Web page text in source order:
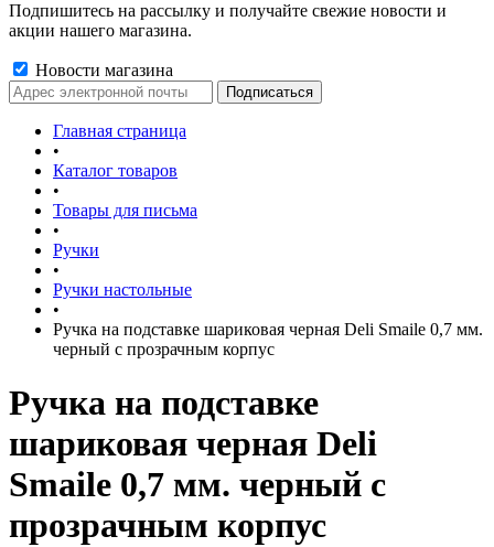
Подпишитесь на рассылку и получайте свежие новости и
акции нашего магазина.
Новости магазина
Главная страница
•
Каталог товаров
•
Товары для письма
•
Ручки
•
Ручки настольные
•
Ручка на подставке шариковая черная Deli Smaile 0,7 мм.
черный с прозрачным корпус
Ручка на подставке
шариковая черная Deli
Smaile 0,7 мм. черный с
прозрачным корпус